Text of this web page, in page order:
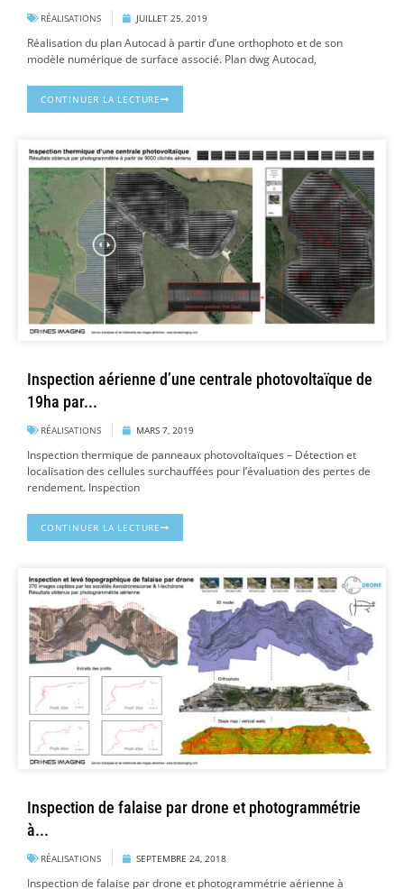
RÉALISATIONS JUILLET 25, 2019
Réalisation du plan Autocad à partir d’une orthophoto et de son
modèle numérique de surface associé. Plan dwg Autocad,
CONTINUER LA LECTURE
Inspection aérienne d’une centrale photovoltaïque de
19ha par...
RÉALISATIONS MARS 7, 2019
Inspection thermique de panneaux photovoltaïques – Détection et
localisation des cellules surchauffées pour l’évaluation des pertes de
rendement. Inspection
CONTINUER LA LECTURE
Inspection de falaise par drone et photogrammétrie
à...
RÉALISATIONS SEPTEMBRE 24, 2018
Inspection de falaise par drone et photogrammétrie aérienne à